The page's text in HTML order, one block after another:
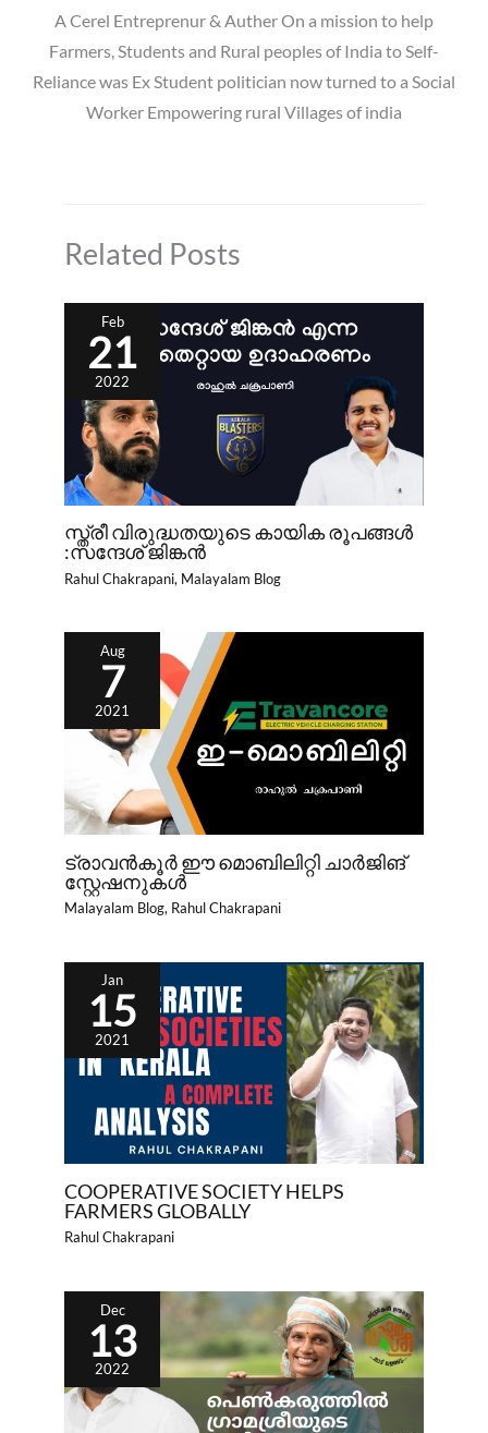
A Cerel Entreprenur & Auther On a mission to help
Farmers, Students and Rural peoples of India to Self-
Reliance was Ex Student politician now turned to a Social
Worker Empowering rural Villages of india
Related Posts
Feb
21
2022
സ്ത്രീ വിരുദ്ധതയുടെ കായിക രൂപങ്ങൾ
:സന്ദേശ് ജിങ്കൻ
Rahul Chakrapani, Malayalam Blog
Aug
7
2021
ട്രാവൻകൂർ ഈ മൊബിലിറ്റി ചാർജിങ്
സ്റ്റേഷനുകൾ
Malayalam Blog, Rahul Chakrapani
Jan
15
2021
COOPERATIVE SOCIETY HELPS
FARMERS GLOBALLY
Rahul Chakrapani
Dec
13
2022